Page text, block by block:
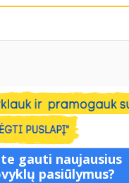
gauti naujausius
pasiūlymus?